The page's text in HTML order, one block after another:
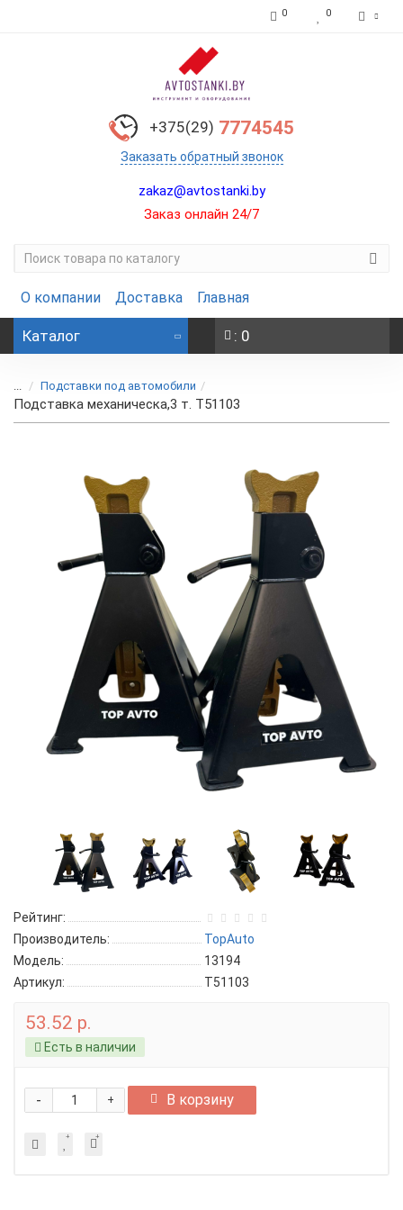
0 0
+375(29) 7774545
Заказать обратный звонок
zakaz@avtostanki.by
Заказ онлайн 24/7
О компании Доставка Главная
Каталог : 0
... Подставки под автомобили
Подставка механическа,3 т. T51103
Рейтинг:
Производитель:
TopAuto
Модель:
13194
Артикул:
T51103
53.52 р.
Есть в наличии
+
- В корзину